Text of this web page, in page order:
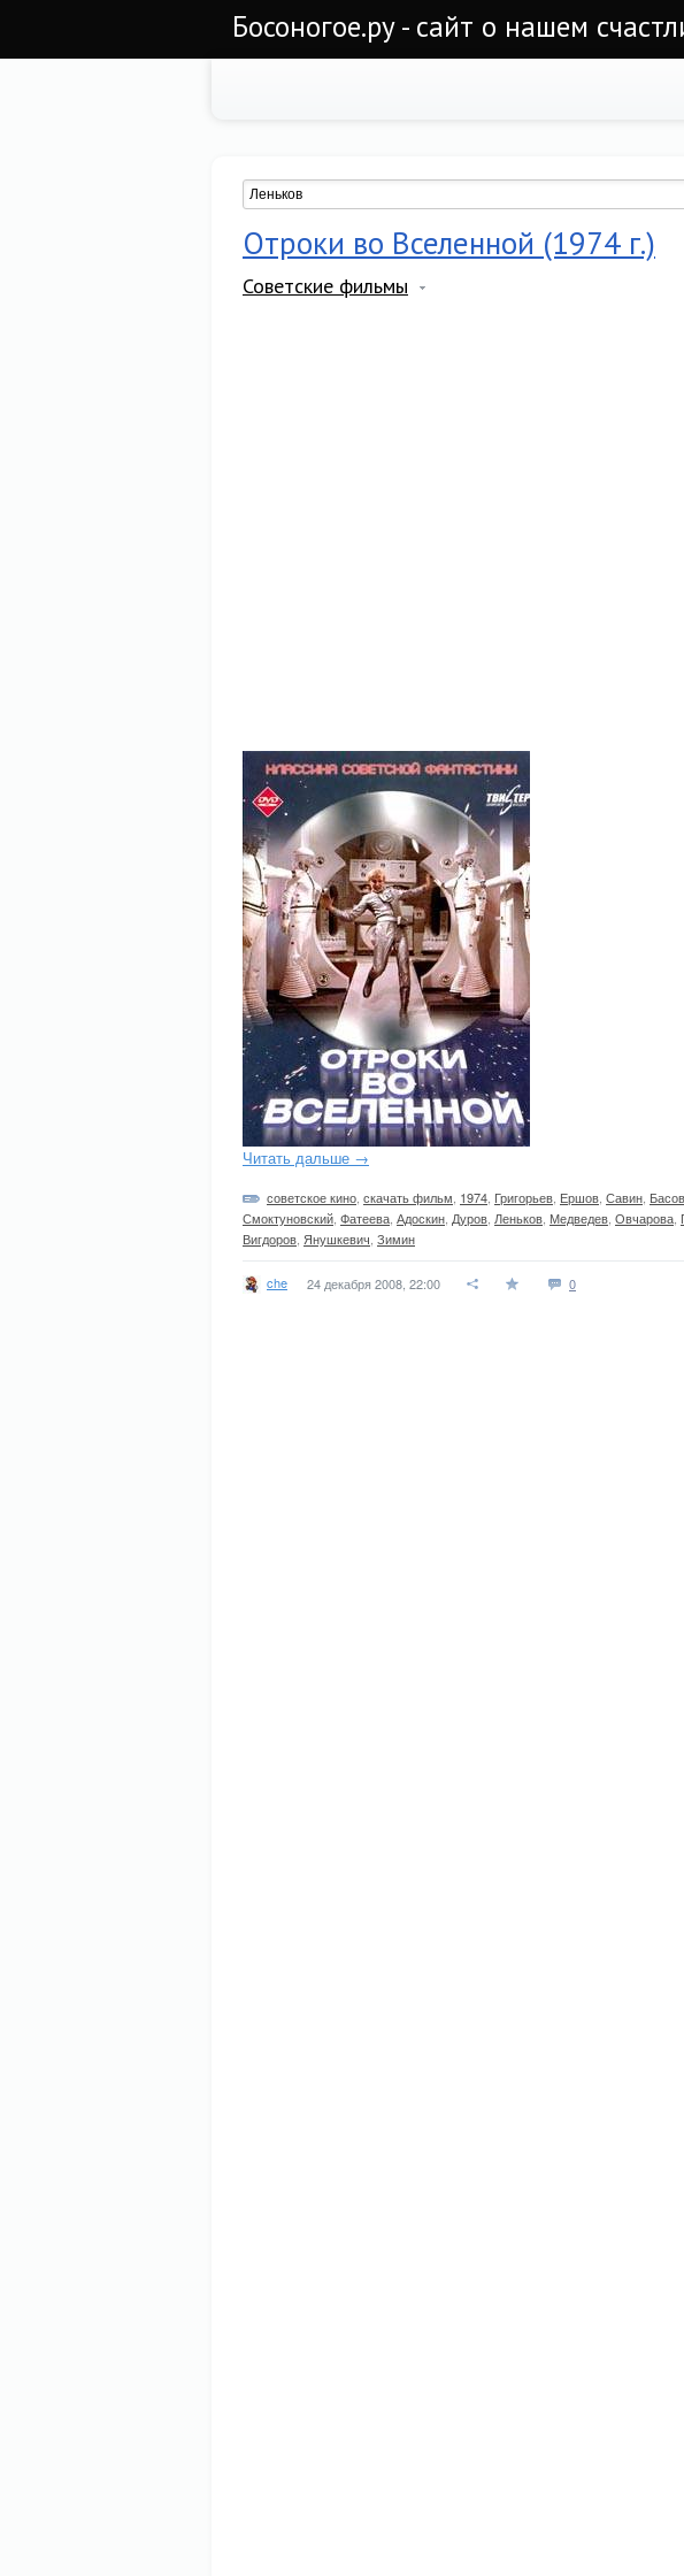
Босоногое.ру - сайт о нашем
Отроки во Вселенной (1974 г.)
Советские фильмы
Читать дальше →
советское кино скачать фильм 1974 Григорьев Ершов Савин
Смоктуновский Фатеева Адоскин Дуров Леньков Медведев Овчарова
Вигдоров Янушкевич Зимин
che 24 декабря 2008, 22:00 0